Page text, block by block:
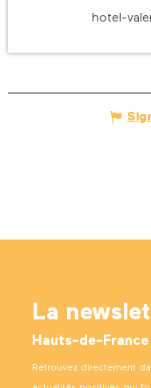
hotel-
La
Hauts-de-
Retrouvez directement